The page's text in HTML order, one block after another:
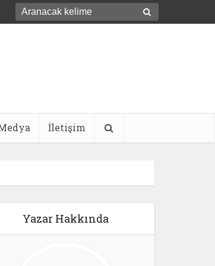
İletişim
Yazar Hakkında